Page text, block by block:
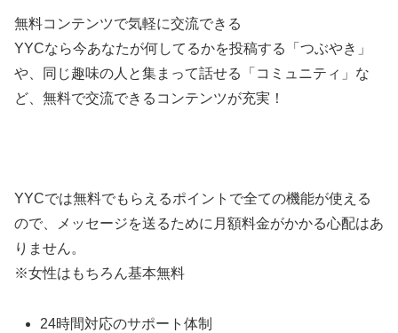
無料コンテンツで気軽に交流できる
YYCなら今あなたが何してるかを投稿する「つぶやき」
や、同じ趣味の人と集まって話せる「コミュニティ」な
ど、無料で交流できるコンテンツが充実！
YYCでは無料でもらえるポイントで全ての機能が使える
ので、メッセージを送るために月額料金がかかる心配はあ
りません。
※女性はもちろん基本無料
24時間対応のサポート体制